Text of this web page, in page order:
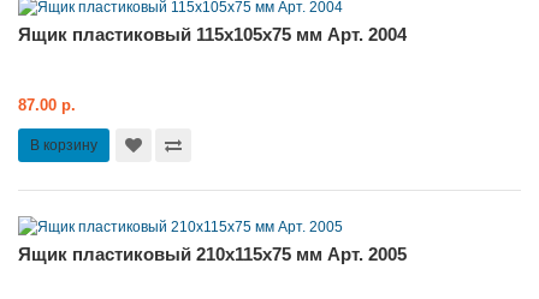
Ящик пластиковый 115х105x75 мм Арт. 2004
87.00 р.
В корзину
Ящик пластиковый 210х115х75 мм Арт. 2005